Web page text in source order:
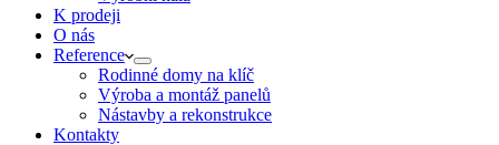
K prodeji
O nás
Reference
Rodinné domy na klíč
Výroba a montáž panelů
Nástavby a rekonstrukce
Kontakty